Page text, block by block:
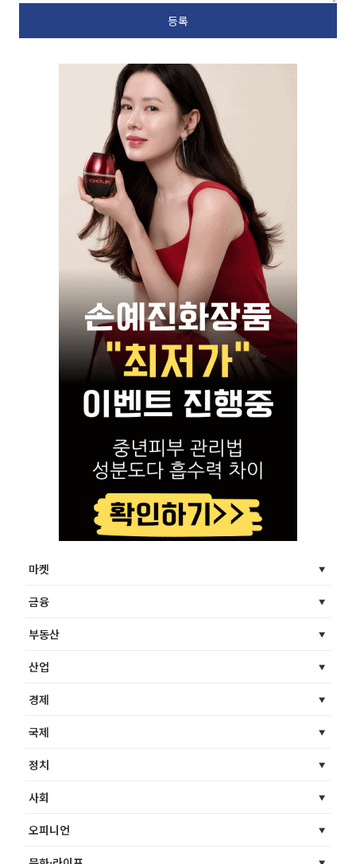
마켓
금융
부동산
산업
경제
국제
정치
사회
오피니언